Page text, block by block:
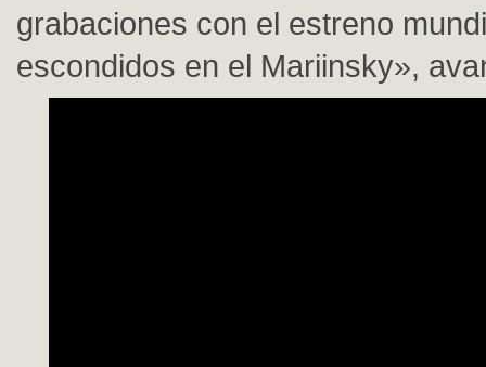
grabaciones con el estreno
escondidos en el Mariinsky»,